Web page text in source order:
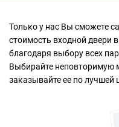
Только у нас Вы сможете
стоимость входной двери
благодаря выбору всех
Выбирайте неповторимую
заказывайте ее по лучшей